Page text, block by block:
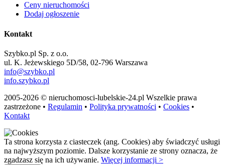
Ceny nieruchomości
Dodaj ogłoszenie
Kontakt
Szybko.pl Sp. z o.o.
ul. K. Jeżewskiego 5D/58, 02-796 Warszawa
info@szybko.pl
info.szybko.pl
2005-2026 © nieruchomosci-lubelskie-24.pl Wszelkie prawa
zastrzeżone • Regulamin • Polityka prywatności • Cookies •
Kontakt
Ta strona korzysta z ciasteczek (ang. Cookies) aby świadczyć usługi
na najwyższym poziomie. Dalsze korzystanie ze strony oznacza, że
zgadzasz się na ich używanie. Więcej informacji >